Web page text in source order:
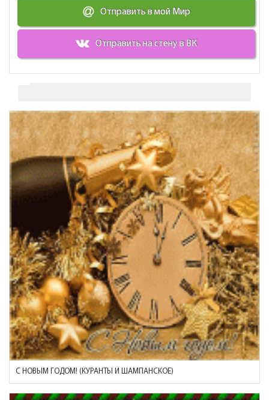
Отправить в мой Мир
Отправить на стену в ВК
С НОВЫМ ГОДОМ! (КУРАНТЫ И ШАМПАНСКОЕ)